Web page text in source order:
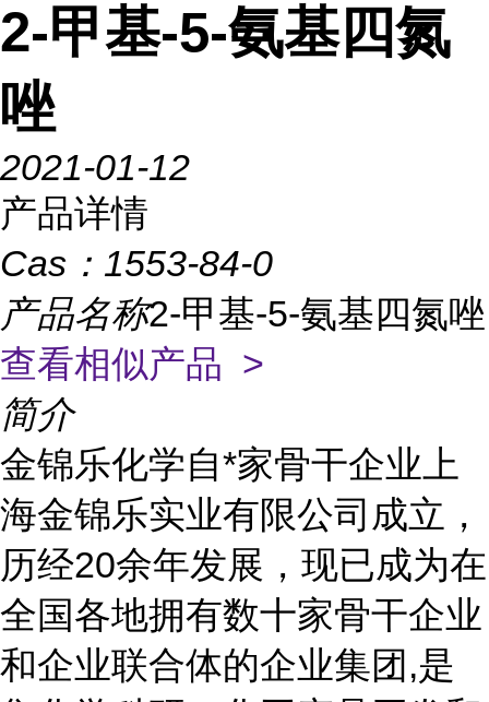
2-甲基-5-氨基四氮
唑
2021-01-12
产品详情
Cas： 1553-84-0
产品名称2-甲基-5-氨基四氮唑
查看相似产品 >
简介
金锦乐化学自*家骨干企业上
海金锦乐实业有限公司成立，
历经20余年发展，现已成为在
全国各地拥有数十家骨干企业
和企业联合体的企业集团,是